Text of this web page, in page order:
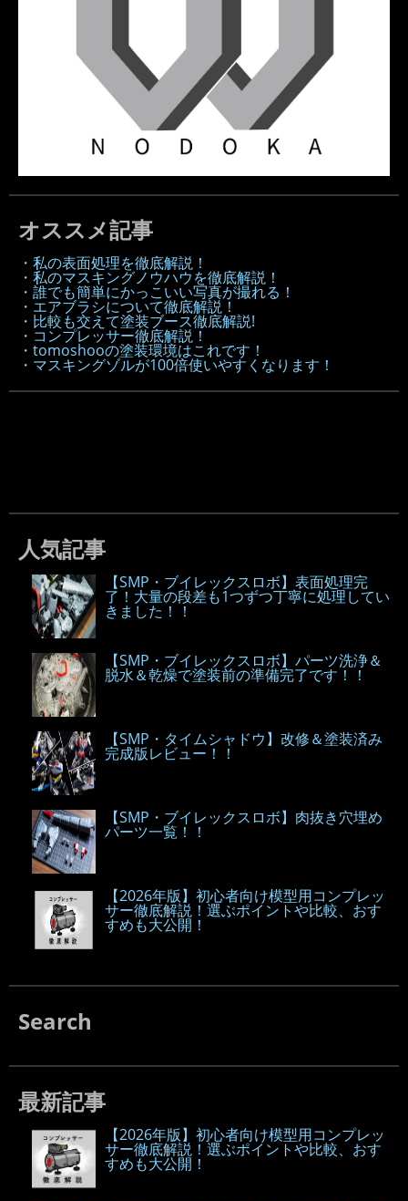
オススメ記事
・私の表面処理を徹底解説！
・私のマスキングノウハウを徹底解説！
・誰でも簡単にかっこいい写真が撮れる！
・エアブラシについて徹底解説！
・比較も交えて塗装ブース徹底解説!
・コンプレッサー徹底解説！
・tomoshooの塗装環境はこれです！
・マスキングゾルが100倍使いやすくなります！
人気記事
【SMP・ブイレックスロボ】表面処理完
了！大量の段差も1つずつ丁寧に処理してい
きました！！
【SMP・ブイレックスロボ】パーツ洗浄＆
脱水＆乾燥で塗装前の準備完了です！！
【SMP・タイムシャドウ】改修＆塗装済み
完成版レビュー！！
【SMP・ブイレックスロボ】肉抜き穴埋め
パーツ一覧！！
【2026年版】初心者向け模型用コンプレッ
サー徹底解説！選ぶポイントや比較、おす
すめも大公開！
Search
最新記事
【2026年版】初心者向け模型用コンプレッ
サー徹底解説！選ぶポイントや比較、おす
すめも大公開！